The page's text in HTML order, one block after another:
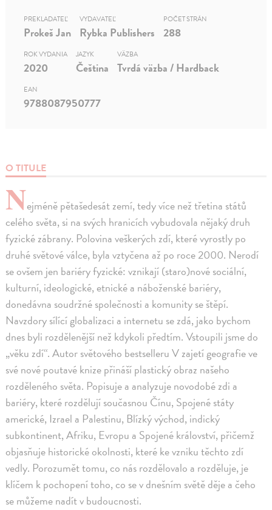
O TITULE
Nejméně pětašedesát zemí, tedy více než třetina států
celého světa, si na svých hranicích vybudovala nějaký druh
fyzické zábrany. Polovina veškerých zdí, které vyrostly po
druhé světové válce, byla vztyčena až po roce 2000. Nerodí
se ovšem jen bariéry fyzické: vznikají (staro)nové sociální,
kulturní, ideologické, etnické a náboženské bariéry,
donedávna soudržné společnosti a komunity se štěpí.
Navzdory sílící globalizaci a internetu se zdá, jako bychom
dnes byli rozdělenější než kdykoli předtím. Vstoupili jsme do
„věku zdí“. Autor světového bestselleru V zajetí geografie ve
své nové poutavé knize přináší plastický obraz našeho
rozděleného světa. Popisuje a analyzuje novodobé zdi a
bariéry, které rozdělují současnou Čínu, Spojené státy
americké, Izrael a Palestinu, Blízký východ, indický
subkontinent, Afriku, Evropu a Spojené království, přičemž
objasňuje historické okolnosti, které ke vzniku těchto zdí
vedly. Porozumět tomu, co nás rozdělovalo a rozděluje, je
klíčem k pochopení toho, co se v dnešním světě děje a čeho
se můžeme nadít v budoucnosti.
PREKLADATEĽ
Prokeš Jan
VYDAVATEĽ
Rybka Publishers
POČET STRÁN
288
ROK VYDANIA
2020
JAZYK
Čeština
VÄZBA
Tvrdá väzba / Hardback
EAN
9788087950777